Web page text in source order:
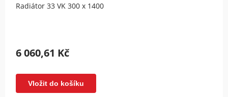
Radiátor 33 VK 300 x 1400
6 060,61 Kč
Vložit do košíku